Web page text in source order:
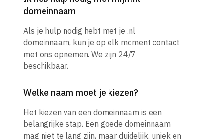
domeinnaam
Als je hulp nodig hebt met je .nl
domeinnaam, kun je op elk moment contact
met ons opnemen. We zijn 24/7
beschikbaar.
Welke naam moet je kiezen?
Het kiezen van een domeinnaam is een
belangrijke stap. Een goede domeinnaam
mag niet te lang zijn, maar duidelijk, uniek en